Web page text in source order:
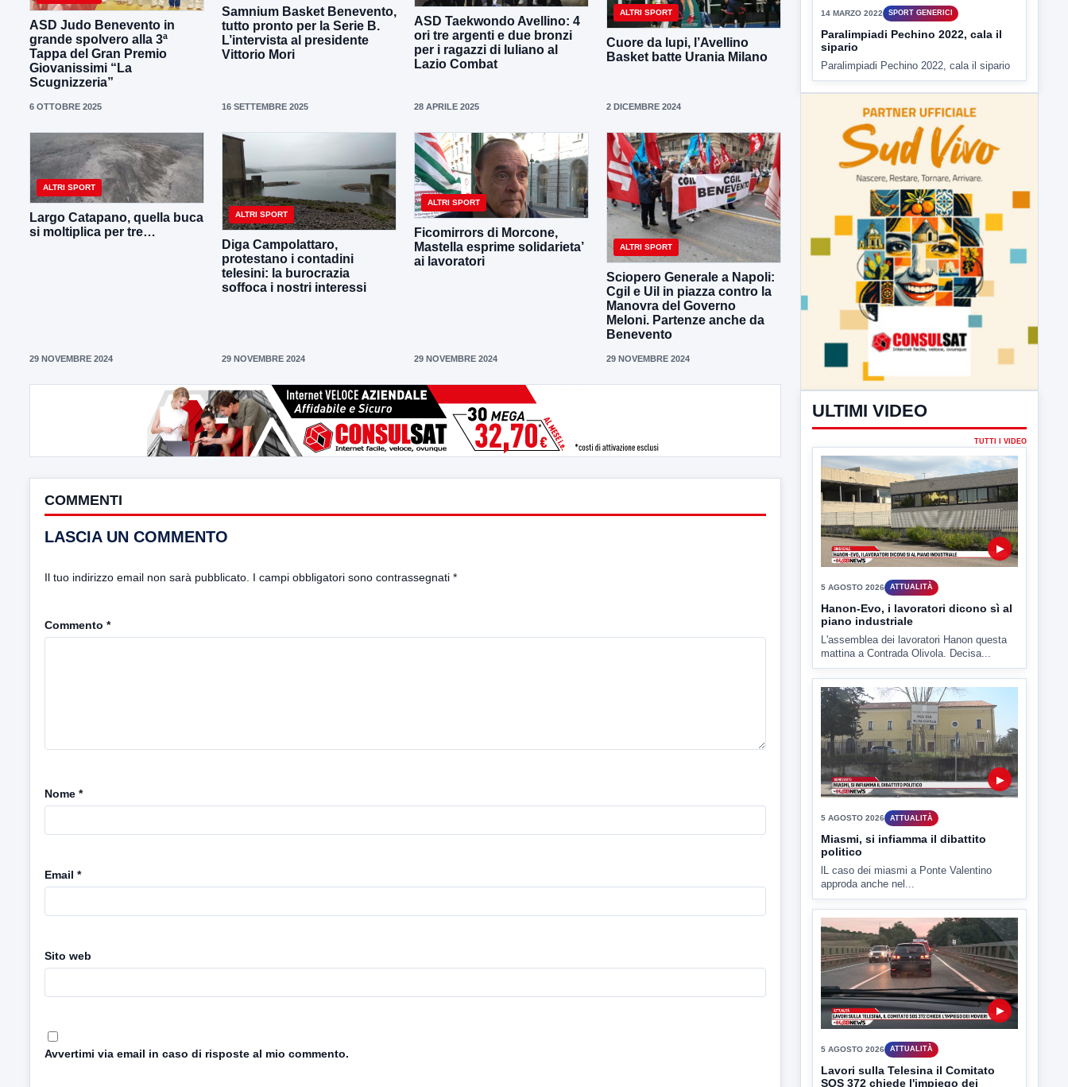
ASD Judo Benevento in
grande spolvero alla 3ª
Tappa del Gran Premio
Giovanissimi “La
Scugnizzeria”
6 OTTOBRE 2025
Samnium Basket Benevento,
tutto pronto per la Serie B.
L’intervista al presidente
Vittorio Mori
16 SETTEMBRE 2025
ASD Taekwondo Avellino: 4
ori tre argenti e due bronzi
per i ragazzi di Iuliano al
Lazio Combat
28 APRILE 2025
ALTRI SPORT
Cuore da lupi, l’Avellino
Basket batte Urania Milano
2 DICEMBRE 2024
ALTRI SPORT
Largo Catapano, quella buca
si moltiplica per tre…
29 NOVEMBRE 2024
ALTRI SPORT
Diga Campolattaro,
protestano i contadini
telesini: la burocrazia
soffoca i nostri interessi
29 NOVEMBRE 2024
ALTRI SPORT
Ficomirrors di Morcone,
Mastella esprime solidarieta’
ai lavoratori
29 NOVEMBRE 2024
ALTRI SPORT
Sciopero Generale a Napoli:
Cgil e Uil in piazza contro la
Manovra del Governo
Meloni. Partenze anche da
Benevento
29 NOVEMBRE 2024
COMMENTI
LASCIA UN COMMENTO
Il tuo indirizzo email non sarà pubblicato. I campi obbligatori sono contrassegnati *
Commento *
Nome *
Email *
Sito web
Avvertimi via email in caso di risposte al mio commento.
ULTIMI VIDEO
TUTTI I VIDEO
5 AGOSTO 2026 ATTUALITÀ
Hanon-Evo, i lavoratori dicono sì al
L'assemblea dei lavoratori Hanon questa
mattina a Contrada Olivola. Decisa...
▶
5 AGOSTO 2026 ATTUALITÀ
lL caso dei miasmi a Ponte Valentino
approda anche nel...
5 AGOSTO 2026 ATTUALITÀ
Lavori sulla Telesina il Comitato
movieri
Code e disagi sulla Telesina a causa dei
lavori in...